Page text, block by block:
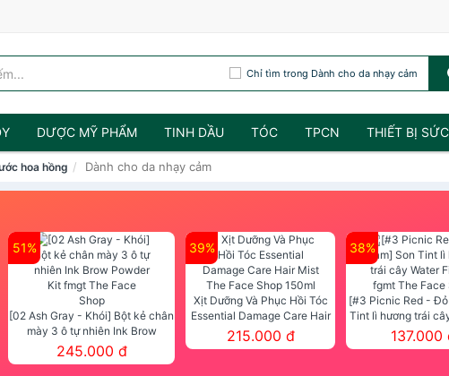
Chỉ tìm trong Dành cho da nhạy cảm
DƯỢC MỸ PHẨM TINH DẦU TÓC TPCN THIẾT BỊ
hoa hồng Dành cho da nhạy cảm
51%
[02 Ash Gray - Khói] Bột kẻ chân
mày 3 ô tự nhiên Ink Brow
Powder Kit fmgt The Face Shop
245.000 đ
39%
Xịt Dưỡng Và Phục Hồi Tóc
Essential Damage Care Hair
Mist The Face Shop 150ml
215.000 đ
38%
[#3 Picnic Red -
Tint lì hương trái
Tint fgmt The
137.000